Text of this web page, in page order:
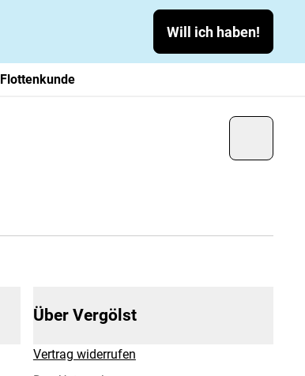
Will ich haben!
Flottenkunde
Über Vergölst
Vertrag widerrufen